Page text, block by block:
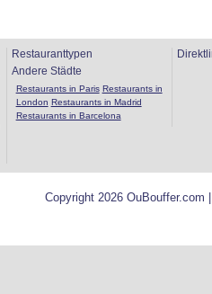
Restauranttypen
Andere Städte
Restaurants in Paris Restaurants in
London Restaurants in Madrid
Restaurants in Barcelona
Copyright 2026 OuBouffer.com